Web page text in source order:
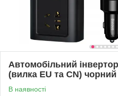
Автомобільний
(вилка EU та CN)
В наявності